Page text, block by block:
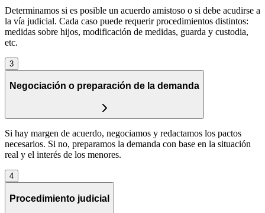
Determinamos si es posible un acuerdo amistoso o si debe acudirse a
la vía judicial. Cada caso puede requerir procedimientos distintos:
medidas sobre hijos, modificación de medidas, guarda y custodia,
etc.
3
Negociación o preparación de la demanda
Si hay margen de acuerdo, negociamos y redactamos los pactos
necesarios. Si no, preparamos la demanda con base en la situación
real y el interés de los menores.
4
Procedimiento judicial